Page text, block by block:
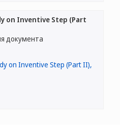
on Inventive Step (Part
документа